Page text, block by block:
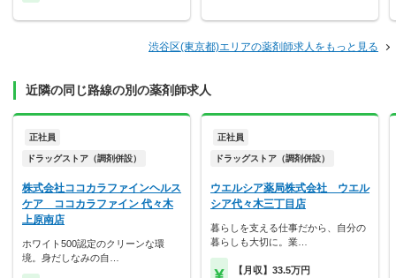
渋谷区(東京都)エリアの薬剤師求人をもっと見る
近隣の同じ路線の別の薬剤師求人
正社員
ドラッグストア（調剤併設）
株式会社ココカラファインヘルス
ケア ココカラファイン 代々木
上原南店
ホワイト500認定のクリーンな環
境。身だしなみの自…
正社員
ドラッグストア（調剤併設）
ウエルシア薬局株式会社 ウエル
シア代々木三丁目店
暮らしを支える仕事だから、自分の
暮らしも大切に。業…
【月収】33.5万円